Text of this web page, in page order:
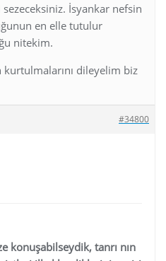
İsyankar nefsin
en elle tutulur
nitekim.
kurtulmalarını dileyelim biz
#34800
konuşabilseydik, tanrı nın